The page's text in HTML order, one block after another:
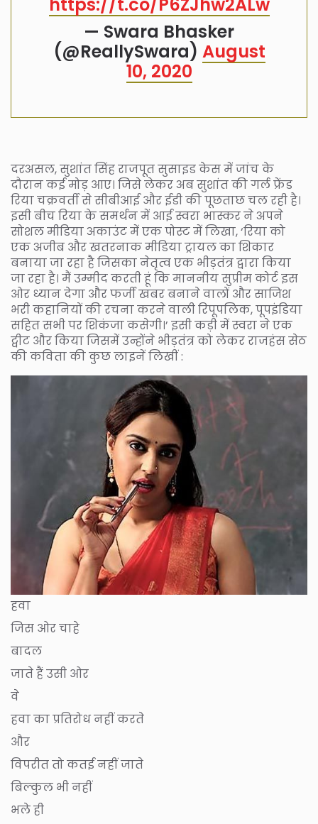
https://t.co/P6ZJhw2ALw
— Swara Bhasker
(@ReallySwara) August
10, 2020
दरअसल, सुशांत सिंह राजपूत सुसाइड केस में जांच के
दौरान कई मोड़ आए। जिसे लेकर अब सुशांत की गर्ल फ्रेंड
रिया चक्रवर्ती से सीबीआई और ईडी की पूछताछ चल रही है।
इसी बीच रिया के समर्थन में आई स्वरा भास्कर ने अपने
सोशल मीडिया अकाउंट में एक पोस्ट में लिखा, ‘रिया को
एक अजीब और खतरनाक मीडिया ट्रायल का शिकार
बनाया जा रहा है जिसका नेतृत्व एक भीड़तंत्र द्वारा किया
जा रहा है। मैं उम्मीद करती हूं कि माननीय सुप्रीम कोर्ट इस
ओर ध्यान देगा और फर्जी खबर बनाने वालों और साजिश
भरी कहानियों की रचना करने वाली रिपूपलिक, पूपइंडिया
सहित सभी पर शिकंजा कसेगी।’ इसी कड़ी में स्वरा ने एक
ट्वीट और किया जिसमें उन्होंने भीड़तंत्र को लेकर राजहंस सेठ
की कविता की कुछ लाइनें लिखीं :
हवा
जिस ओर चाहे
बादल
जाते हैं उसी ओर
वे
हवा का प्रतिरोध नहीं करते
और
विपरीत तो कतई नहीं जाते
बिल्कुल भी नहीं
भले ही